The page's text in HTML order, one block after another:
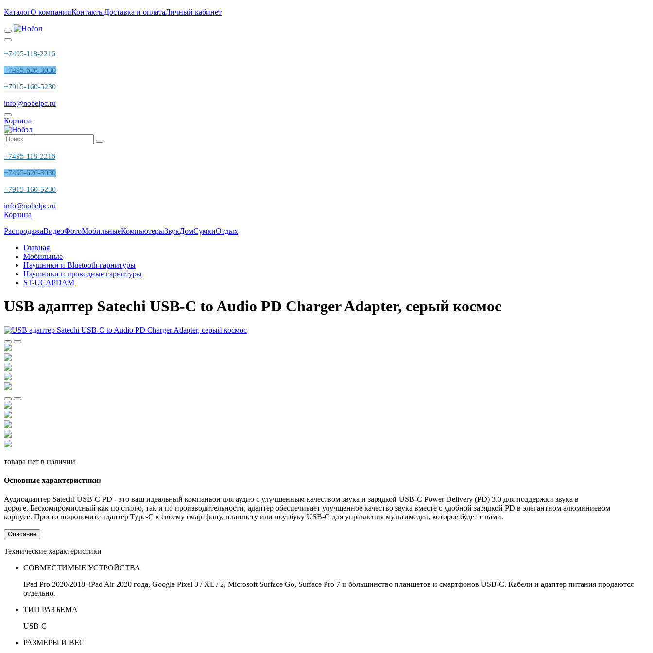
КаталогО компанииКонтактыДоставка и оплатаЛичный кабинет
+7495-118-2216
+7495-626-3030
+7915-160-5230
info@nobelpc.ru
Корзина
+7495-118-2216
+7495-626-3030
+7915-160-5230
info@nobelpc.ru
Корзина
РаспродажаВидеоФотоМобильныеКомпьютерыЗвукДомСумкиОтдых
Главная
Мобильные
Наушники и Bluetooth-гарнитуры
Наушники и проводные гарнитуры
ST-UCAPDAM
USB адаптер Satechi USB-C to Audio PD Charger Adapter, серый космос
товара нет в наличии
Основные характеристики:
Аудиоадаптер Satechi USB-C PD - это ваш идеальный компаньон для аудио с улучшенным качеством звука и зарядкой USB-C Power Delivery (PD) 3.0 для поддержки звука в
дороге. Бескомпромиссный как по стилю, так и по производительности, адаптер обеспечивает улучшенное качество звука вместе с удобной зарядкой PD в элегантном алюминиевом
корпусе. Просто подключите адаптер Type-C к своему смартфону, планшету или ноутбуку USB-C для управления мультимедиа, которое будет с вами.
Описание
Технические характеристики
СОВМЕСТИМЫЕ УСТРОЙСТВА
IPad Pro 2020/2018, iPad Air 2020 года, Google Pixel 3 / XL / 2, Microsoft Surface Go, Surface Pro 7 и большинство планшетов и смартфонов USB-C. Кабели и адаптер питания продаются
отдельно.
ТИП РАЗЪЕМА
USB-C
РАЗМЕРЫ И ВЕС